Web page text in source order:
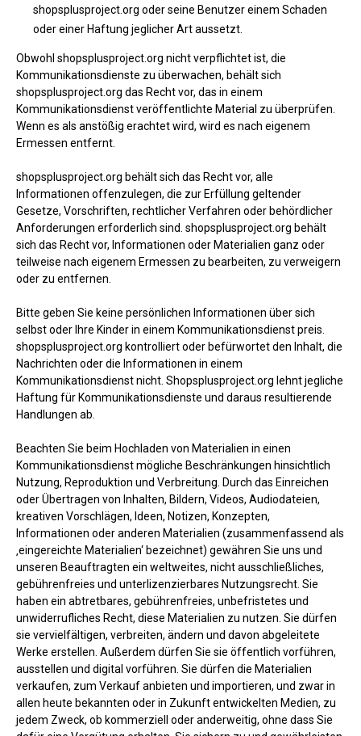
shopsplusproject.org oder seine Benutzer einem Schaden
oder einer Haftung jeglicher Art aussetzt.
Obwohl shopsplusproject.org nicht verpflichtet ist, die
Kommunikationsdienste zu überwachen, behält sich
shopsplusproject.org das Recht vor, das in einem
Kommunikationsdienst veröffentlichte Material zu überprüfen.
Wenn es als anstößig erachtet wird, wird es nach eigenem
Ermessen entfernt.
shopsplusproject.org behält sich das Recht vor, alle
Informationen offenzulegen, die zur Erfüllung geltender
Gesetze, Vorschriften, rechtlicher Verfahren oder behördlicher
Anforderungen erforderlich sind. shopsplusproject.org behält
sich das Recht vor, Informationen oder Materialien ganz oder
teilweise nach eigenem Ermessen zu bearbeiten, zu verweigern
oder zu entfernen.
Bitte geben Sie keine persönlichen Informationen über sich
selbst oder Ihre Kinder in einem Kommunikationsdienst preis.
shopsplusproject.org kontrolliert oder befürwortet den Inhalt, die
Nachrichten oder die Informationen in einem
Kommunikationsdienst nicht. Shopsplusproject.org lehnt jegliche
Haftung für Kommunikationsdienste und daraus resultierende
Handlungen ab.
Beachten Sie beim Hochladen von Materialien in einen
Kommunikationsdienst mögliche Beschränkungen hinsichtlich
Nutzung, Reproduktion und Verbreitung. Durch das Einreichen
oder Übertragen von Inhalten, Bildern, Videos, Audiodateien,
kreativen Vorschlägen, Ideen, Notizen, Konzepten,
Informationen oder anderen Materialien (zusammenfassend als
‚eingereichte Materialien‘ bezeichnet) gewähren Sie uns und
unseren Beauftragten ein weltweites, nicht ausschließliches,
gebührenfreies und unterlizenzierbares Nutzungsrecht. Sie
haben ein abtretbares, gebührenfreies, unbefristetes und
unwiderrufliches Recht, diese Materialien zu nutzen. Sie dürfen
sie vervielfältigen, verbreiten, ändern und davon abgeleitete
Werke erstellen. Außerdem dürfen Sie sie öffentlich vorführen,
ausstellen und digital vorführen. Sie dürfen die Materialien
verkaufen, zum Verkauf anbieten und importieren, und zwar in
allen heute bekannten oder in Zukunft entwickelten Medien, zu
jedem Zweck, ob kommerziell oder anderweitig, ohne dass Sie